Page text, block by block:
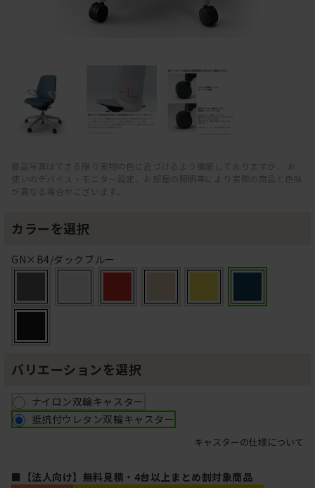
商品写真はできる限り実物の色に近づけるよう徹底しておりますが、 お
使いのデバイス・モニター設定、お部屋の照明等により実際の商品と色味
が異なる場合がございます。
カラーを選択
GN×B4/ダックブルー
バリエーションを選択
ナイロン双輪キャスター
抵抗付ウレタン双輪キャスター
キャスターの仕様について
■【法人向け】無料見積・4台以上まとめ割対象商品